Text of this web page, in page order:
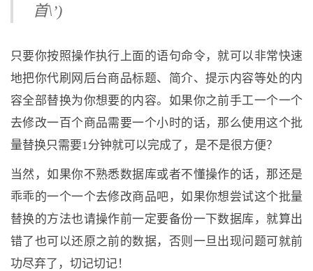
首\’)
只要你按照操作执行上面的语句命令，就可以非常快速
地把你代刷网后台商品标题、简介、提示内容等处的内
容全部替换为你想要的内容。如果你之前手工一个一个
去修改一百个商品需要一个小时的话，那么使用这个批
量替换只需要1分钟就可以完成了，是不是很方便？
当然，如果你不熟悉数据库或者不懂操作的话，那还是
乖乖的一个一个去修改商品吧，如果你想尝试这个批量
替换的方法也请操作前一定要备份一下数据库，就算出
错了也可以还原之前的数据，否则一旦出现问题可就前
功尽弃了，切记切记！